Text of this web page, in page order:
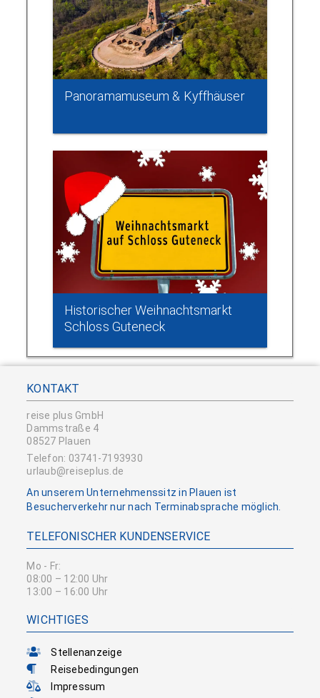
Panoramamuseum & Kyffhäuser
Historischer Weihnachtsmarkt
Schloss Guteneck
KONTAKT
reise plus GmbH
Dammstraße 4
08527 Plauen
Telefon: 03741-7193930
urlaub@reiseplus.de
An unserem Unternehmenssitz in Plauen ist
Besucherverkehr nur nach Terminabsprache möglich.
TELEFONISCHER KUNDENSERVICE
Mo - Fr:
08:00 – 12:00 Uhr
13:00 – 16:00 Uhr
WICHTIGES
Stellenanzeige
Reisebedingungen
Impressum